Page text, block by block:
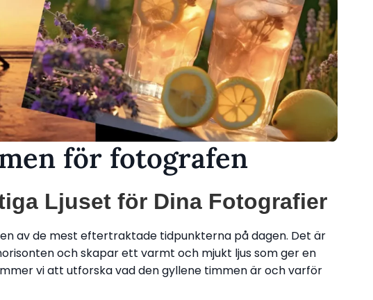
för fotografen
Ljuset för Dina Fotografier
av de mest eftertraktade tidpunkterna på dagen. Det är
och skapar ett varmt och mjukt ljus som ger en
vi att utforska vad den gyllene timmen är och varför